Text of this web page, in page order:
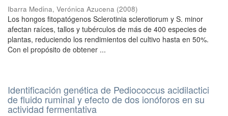
Ibarra Medina, Verónica Azucena (2008)
Los hongos fitopatógenos Sclerotinia sclerotiorum y S. minor
afectan raíces, tallos y tubérculos de más de 400 especies de
plantas, reduciendo los rendimientos del cultivo hasta en 50%.
Con el propósito de obtener ...
Identificación genética de Pediococcus acidilactici
de fluido ruminal y efecto de dos ionóforos en su
actividad fermentativa